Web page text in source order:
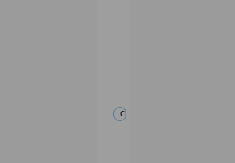
СИСТЕМЫ ДЛЯ ПЕРЕЛИВАНИЯ